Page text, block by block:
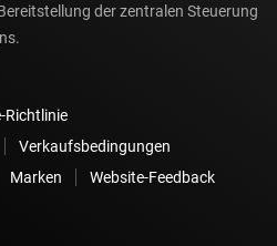
der zentralen Steuerung
Richtlinie
Verkaufsbedingungen
Marken
Website-Feedback